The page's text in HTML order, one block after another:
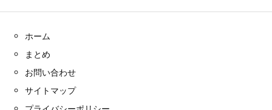
ホーム
まとめ
お問い合わせ
サイトマップ